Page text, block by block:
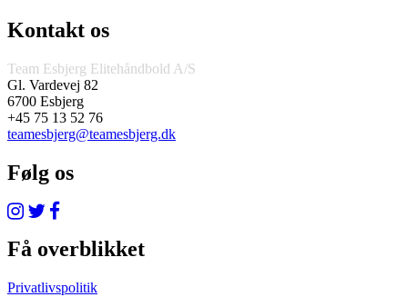
Kontakt os
Team Esbjerg Elitehåndbold A/S
Gl. Vardevej 82
6700 Esbjerg
+45 75 13 52 76
teamesbjerg@teamesbjerg.dk
Følg os
Få overblikket
Privatlivspolitik